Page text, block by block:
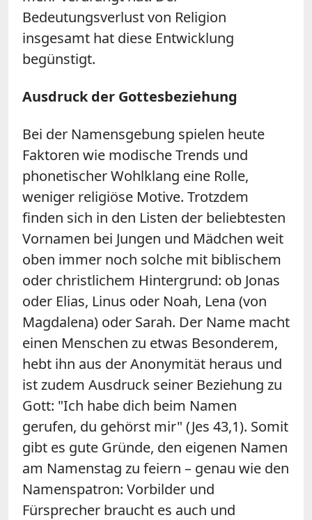
Bedeutungsverlust von Religion
insgesamt hat diese Entwicklung
begünstigt.
Ausdruck der Gottesbeziehung
Bei der Namensgebung spielen heute
Faktoren wie modische Trends und
phonetischer Wohlklang eine Rolle,
weniger religiöse Motive. Trotzdem
finden sich in den Listen der beliebtesten
Vornamen bei Jungen und Mädchen weit
oben immer noch solche mit biblischem
oder christlichem Hintergrund: ob Jonas
oder Elias, Linus oder Noah, Lena (von
Magdalena) oder Sarah. Der Name macht
einen Menschen zu etwas Besonderem,
hebt ihn aus der Anonymität heraus und
ist zudem Ausdruck seiner Beziehung zu
Gott: "Ich habe dich beim Namen
gerufen, du gehörst mir" (Jes 43,1). Somit
gibt es gute Gründe, den eigenen Namen
am Namenstag zu feiern – genau wie den
Namenspatron: Vorbilder und
Fürsprecher braucht es auch und